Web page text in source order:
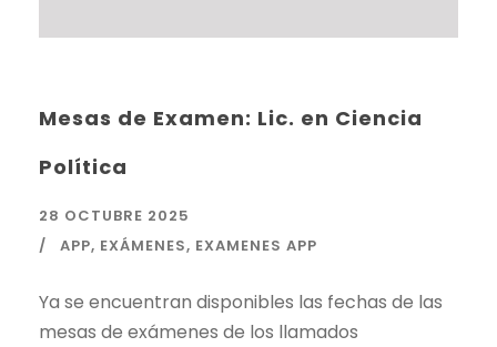
Mesas de Examen: Lic. en Ciencia
Política
28 OCTUBRE 2025
APP, EXÁMENES, EXAMENES APP
Ya se encuentran disponibles las fechas de las
mesas de exámenes de los llamados